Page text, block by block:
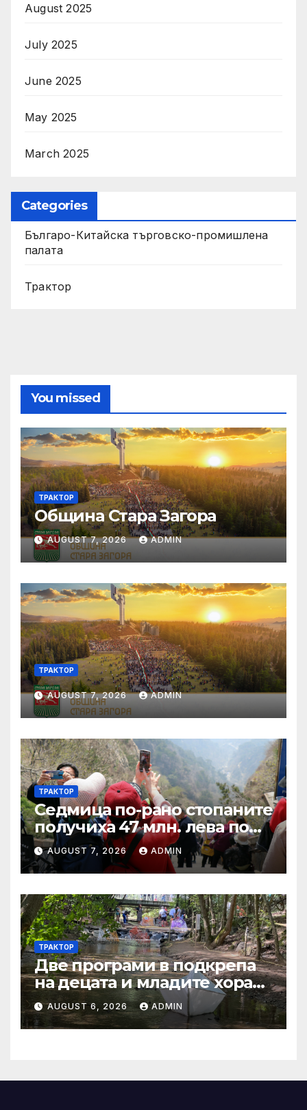
August 2025
July 2025
June 2025
May 2025
March 2025
Categories
Българо-Китайска търговско-промишлена
палата
Трактор
You missed
ТРАКТОР
Община Стара Загора
AUGUST 7, 2026 ADMIN
ТРАКТОР
AUGUST 7, 2026 ADMIN
ТРАКТОР
Седмица по-рано стопаните
получиха 47 млн. лева по
четири биологични и
агроекологични
интервенции за Кампания
2024
AUGUST 7, 2026 ADMIN
ТРАКТОР
Две програми в подкрепа
на децата и младите хора
на Благоевград
предложени за
обществено обсъждане
AUGUST 6, 2026 ADMIN